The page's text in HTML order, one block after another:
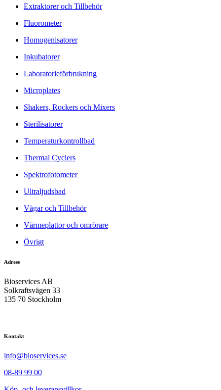
Extraktorer och Tillbehör
Fluorometer
Homogenisatorer
Inkubatorer
Laboratorieförbrukning
Microplates
Shakers, Rockers och Mixers
Sterilisatorer
Temperaturkontrollbad
Thermal Cyclers
Spektrofotometer
Ultraljudsbad
Vågar och Tillbehör
Värmeplattor och omrörare
Övrigt
Adress
Bioservices AB
Solkraftsvägen 33
135 70 Stockholm
Kontakt
info@bioservices.se
08-89 99 00